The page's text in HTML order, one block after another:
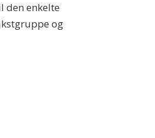
den enkelte
og